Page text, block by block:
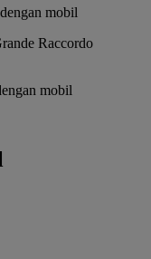
mobil
Raccordo
mobil